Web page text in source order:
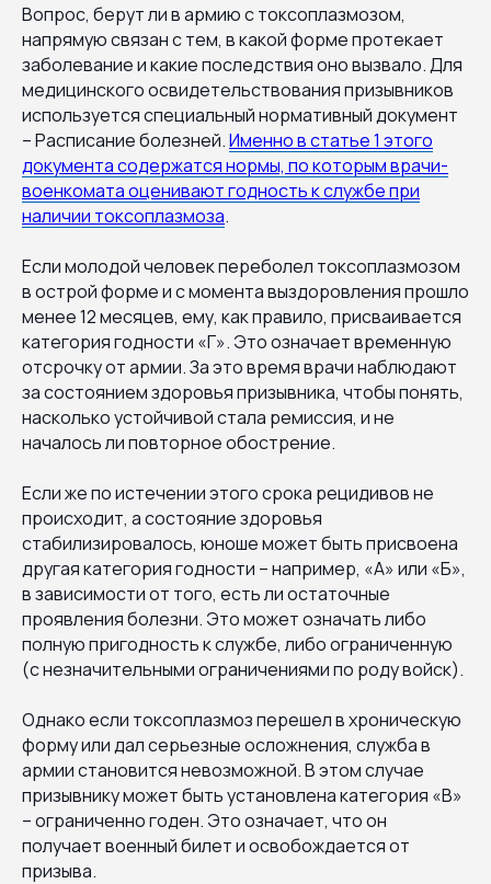
Вопрос, берут ли в армию с токсоплазмозом,
напрямую связан с тем, в какой форме протекает
заболевание и какие последствия оно вызвало. Для
медицинского освидетельствования призывников
используется специальный нормативный документ
– Расписание болезней.Именно в статье 1 этого
документа содержатся нормы, по которым врачи-
военкомата оценивают годность к службе при
наличии токсоплазмоза.
Если молодой человек переболел токсоплазмозом
в острой форме и с момента выздоровления прошло
менее 12 месяцев, ему, как правило, присваивается
категория годности «Г». Это означает временную
отсрочку от армии. За это время врачи наблюдают
за состоянием здоровья призывника, чтобы понять,
насколько устойчивой стала ремиссия, и не
началось ли повторное обострение.
Если же по истечении этого срока рецидивов не
происходит, а состояние здоровья
стабилизировалось, юноше может быть присвоена
другая категория годности – например, «А» или «Б»,
в зависимости от того, есть ли остаточные
проявления болезни. Это может означать либо
полную пригодность к службе, либо ограниченную
(с незначительными ограничениями по роду войск).
Однако если токсоплазмоз перешел в хроническую
форму или дал серьезные осложнения, служба в
армии становится невозможной. В этом случае
призывнику может быть установлена категория «В»
– ограниченно годен. Это означает, что он
получает военный билет и освобождается от
призыва.